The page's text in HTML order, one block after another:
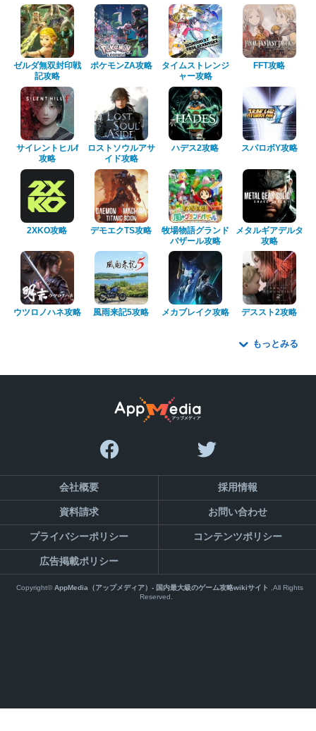
ゼルダ無双封印戦
記攻略
ポケモンZA攻略
タイムストレンジ
ャー攻略
FFT攻略
サイレントヒルf
攻略
ロストソウルアサ
イド攻略
ハデス2攻略 スパロボY攻略
2XKO攻略 デモエクTS攻略
牧場物語グランド
バザール攻略
メタルギアデルタ
攻略
ウツロノハネ攻略 風雨来記5攻略 メカブレイク攻略 デススト2攻略
もっとみる
会社概要 採用情報
資料請求 お問い合わせ
プライバシーポリシー コンテンツポリシー
広告掲載ポリシー
Copyright©AppMedia（アップメディア）- 国内最大級のゲーム攻略wikiサイト ,All Rights
Reserved.